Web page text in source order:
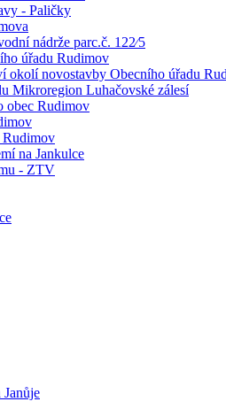
- Paličky
nádrže parc.č. 122⁄5
úřadu Rudimov
okolí novostavby Obecního úřadu
Mikroregion Luhačovské zálesí
obec Rudimov
Rudimov
na Jankulce
- ZTV